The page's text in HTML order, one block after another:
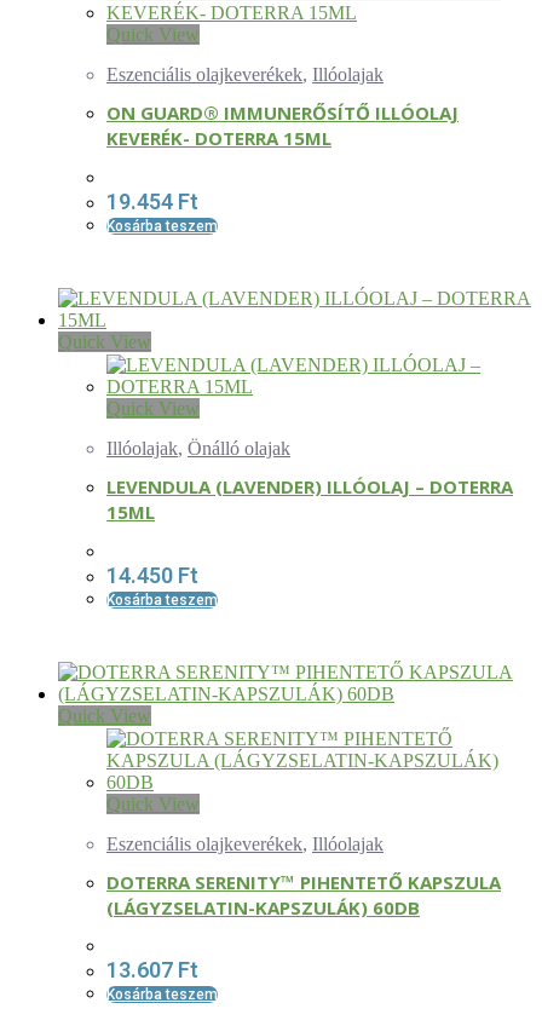
Quick View
Eszenciális olajkeverékek, Illóolajak
ON GUARD® IMMUNERŐSÍTŐ ILLÓOLAJ
KEVERÉK- DOTERRA 15ML
19.454 Ft
Kosárba teszem
Quick View
Quick View
Illóolajak, Önálló olajak
LEVENDULA (LAVENDER) ILLÓOLAJ – DOTERRA
15ML
14.450 Ft
Kosárba teszem
Quick View
Quick View
Eszenciális olajkeverékek, Illóolajak
DOTERRA SERENITY™ PIHENTETŐ KAPSZULA
(LÁGYZSELATIN-KAPSZULÁK) 60DB
13.607 Ft
Kosárba teszem